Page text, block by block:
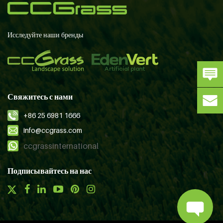
Исследуйте наши бренды
Свяжитесь с нами
+86 25 6981 1666
info@ccgrass.com
ccgrassinternational
Подписывайтесь на нас